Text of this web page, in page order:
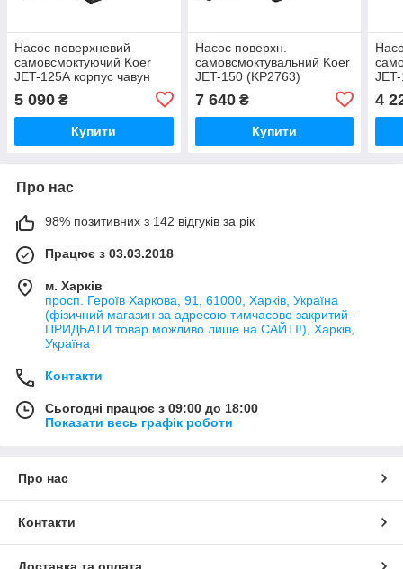
Насос поверхневий
самовсмоктуючий Koer
JET-125А корпус чавун
Н=50М,Q=3,5кбМ,P=1100
Вт, 1"x 1"(KP3456)
5 090 ₴
Купити
Насос поверхн.
самовсмоктувальний Koer
JET-150 (KP2763)
7 640₴
Купити
4
Про нас
98% позитивних з 142 відгуків за рік
Працює з 03.03.2018
м. Харків
просп. Героїв Харкова, 91, 61000, Харків, Україна
(фізичний магазин за адресою тимчасово закритий -
ПРИДБАТИ товар можливо лише на САЙТІ!), Харків,
Україна
Контакти
Сьогодні працює з 09:00 до 18:00
Показати весь графік роботи
Про нас
Контакти
Доставка та оплата